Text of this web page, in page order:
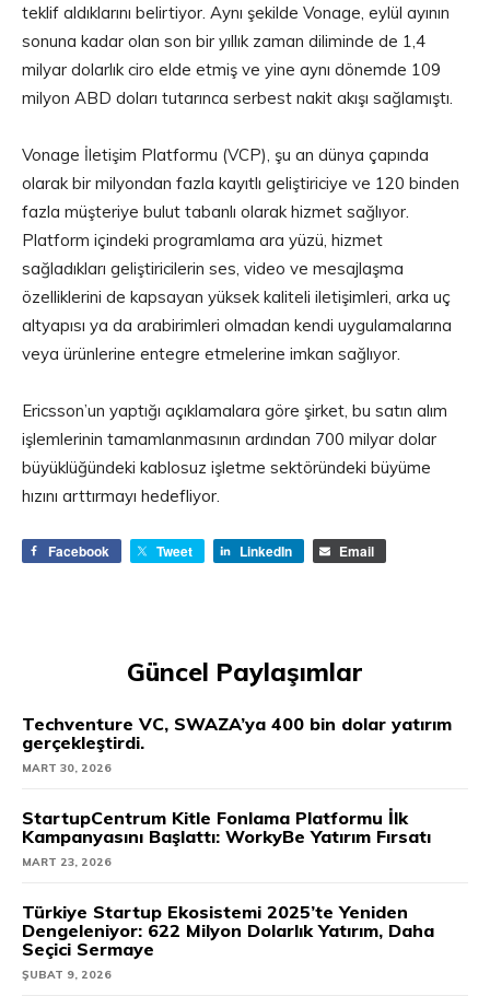
teklif aldıklarını belirtiyor. Aynı şekilde Vonage, eylül ayının
sonuna kadar olan son bir yıllık zaman diliminde de 1,4
milyar dolarlık ciro elde etmiş ve yine aynı dönemde 109
milyon ABD doları tutarınca serbest nakit akışı sağlamıştı.
Vonage İletişim Platformu (VCP), şu an dünya çapında
olarak bir milyondan fazla kayıtlı geliştiriciye ve 120 binden
fazla müşteriye bulut tabanlı olarak hizmet sağlıyor.
Platform içindeki programlama ara yüzü, hizmet
sağladıkları geliştiricilerin ses, video ve mesajlaşma
özelliklerini de kapsayan yüksek kaliteli iletişimleri, arka uç
altyapısı ya da arabirimleri olmadan kendi uygulamalarına
veya ürünlerine entegre etmelerine imkan sağlıyor.
Ericsson’un yaptığı açıklamalara göre şirket, bu satın alım
işlemlerinin tamamlanmasının ardından 700 milyar dolar
büyüklüğündeki kablosuz işletme sektöründeki büyüme
hızını arttırmayı hedefliyor.
Facebook Tweet LinkedIn Email
Güncel Paylaşımlar
Techventure VC, SWAZA’ya 400 bin dolar yatırım
gerçekleştirdi.
MART 30, 2026
StartupCentrum Kitle Fonlama Platformu İlk
Kampanyasını Başlattı: WorkyBe Yatırım Fırsatı
MART 23, 2026
Türkiye Startup Ekosistemi 2025’te Yeniden
Dengeleniyor: 622 Milyon Dolarlık Yatırım, Daha
Seçici Sermaye
ŞUBAT 9, 2026